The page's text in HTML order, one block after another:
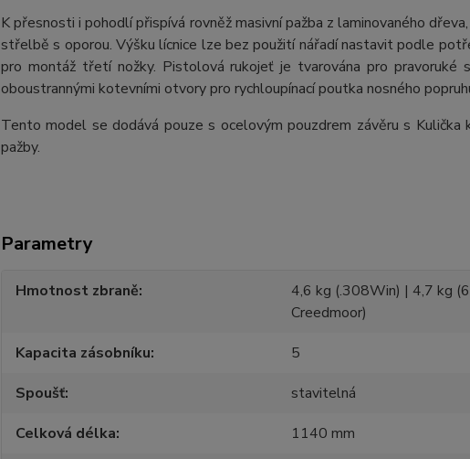
K přesnosti i pohodlí přispívá rovněž masivní pažba z laminovaného
střelbě s oporou. Výšku lícnice lze bez použití nářadí nastavit podle
pro montáž třetí nožky. Pistolová rukojeť je tvarována pro pravoruké
oboustrannými kotevními otvory pro rychloupínací poutka nosného
Tento model se dodává pouze s ocelovým pouzdrem závěru s
pažby.
Parametry
Hmotnost zbraně
4,6 kg (.308Win) | 4,7 kg
Creedmoor)
Kapacita zásobníku
5
Spoušť
stavitelná
Celková délka
1140 mm